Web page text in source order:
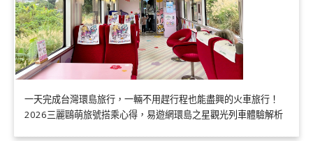
一天完成台灣環島旅行，一輛不用趕行程也能盡興的火車旅行！
2026三麗鷗萌旅號搭乘心得，易遊網環島之星觀光列車體驗解析